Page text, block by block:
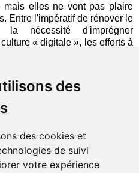
des
des cookies et
de suivi
votre expérience
elles ne vont pas plaire
Entre l'impératif de rénover le
nécessité d'imprégner
« digitale », les efforts à
résultats lointains… Dans
accompagner la transition,
approches parmi les
en introduisant de vraies
savoir modérer leurs
les bases de la vision
à accomplir.